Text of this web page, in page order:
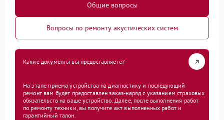
Общие вопросы
Вопросы по ремонту акустических систем
Какие документы вы предоставляете?
На этапе приема устройства на диагностику и последующий
ремонт вам будет предоставлен заказ-наряд с указанием страховых
обязательств на ваше устройство. Далее, после выполнения работ
по ремонту техники, вы получите акт выполненных работ и
гарантийный талон.